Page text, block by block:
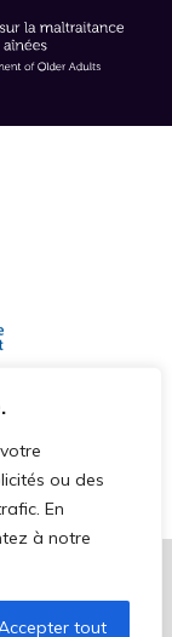
ou des
En
à notre
tout
ENVERS LES